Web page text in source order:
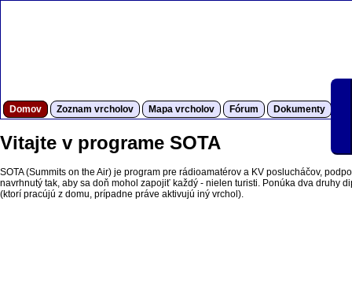
Domov Zoznam vrcholov Mapa vrcholov Fórum Dokumenty
Vitajte v programe SOTA
SOTA (Summits on the Air) je program pre rádioamatérov a KV poslucháčov,
navrhnutý tak, aby sa doň mohol zapojiť každý - nielen turisti. Ponúka dva druhy
(ktorí pracújú z domu, prípadne práve aktivujú iný vrchol).